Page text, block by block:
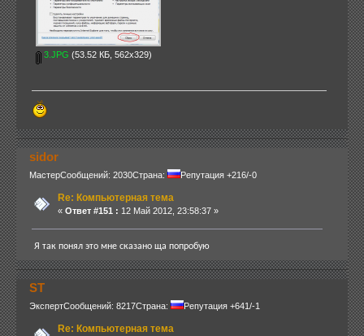
3.JPG (53.52 КБ, 562x329)
sidor
МастерСообщений: 2030Страна: Репутация +216/-0
Re: Компьютерная тема
« Ответ #151 : 12 Май 2012, 23:58:37 »
Я так понял это мне сказано ща попробую
ST
ЭкспертСообщений: 8217Страна: Репутация +641/-1
Re: Компьютерная тема